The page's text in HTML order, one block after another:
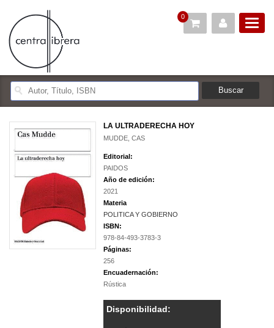
0
LA ULTRADERECHA HOY
MUDDE, CAS
Editorial:
PAIDOS
Año de edición:
2021
Materia
POLITICA Y GOBIERNO
ISBN:
978-84-493-3783-3
Páginas:
256
Encuadernación:
Rústica
Disponibilidad: